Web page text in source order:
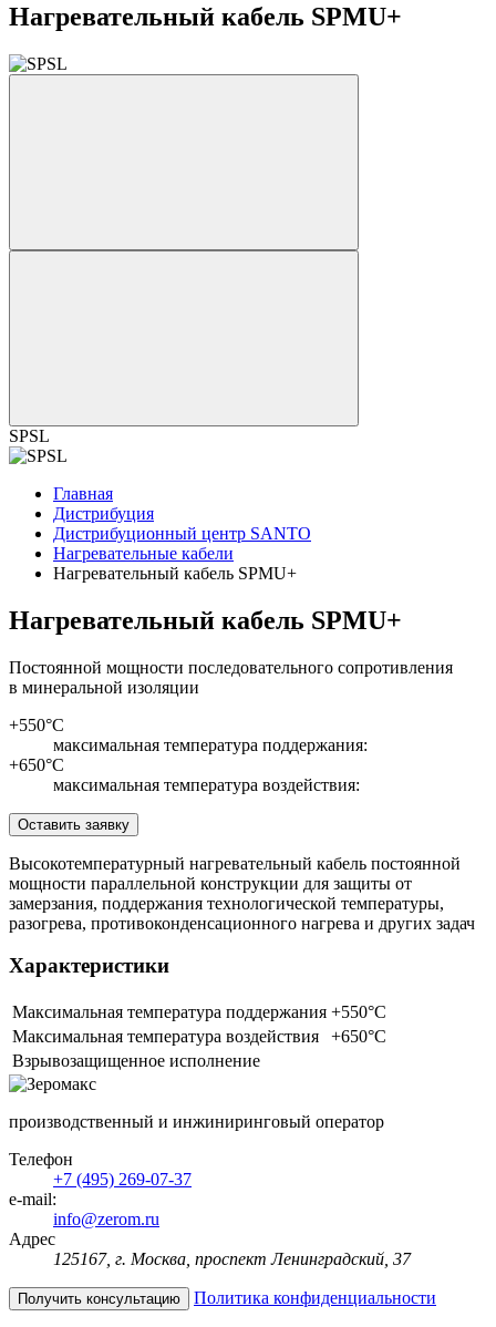
Нагревательный кабель SPMU+
SPSL
Главная
Дистрибуция
Дистрибуционный центр SANTO
Нагревательные кабели
Нагревательный кабель SPMU+
Нагревательный кабель SPMU+
Постоянной мощности последовательного сопротивления
в минеральной изоляции
+550°С
максимальная температура поддержания:
+650°C
максимальная температура воздействия:
Оставить заявку
Высокотемпературный нагревательный кабель постоянной
мощности параллельной конструкции для защиты от
замерзания, поддержания технологической температуры,
разогрева, противоконденсационного нагрева и других задач
Xарактеристики
Максимальная температура поддержания +550°С
Максимальная температура воздействия
+650°C
Взрывозащищенное исполнение
производственный и инжиниринговый оператор
Телефон
+7 (495) 269-07-37
e-mail:
info@zerom.ru
Адрес
125167, г. Москва, проспект Ленинградский, 37
Получить консультацию Политика конфиденциальности